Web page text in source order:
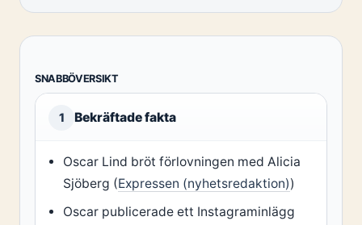
SNABBÖVERSIKT
1 Bekräftade fakta
Oscar Lind bröt förlovningen med Alicia
Sjöberg (Expressen (nyhetsredaktion))
Oscar publicerade ett Instagraminlägg